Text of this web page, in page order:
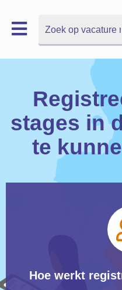
stages in
te
Hoe werkt